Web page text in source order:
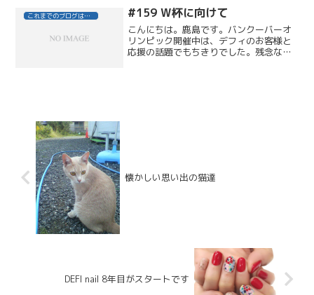
これまでのブログはこちら #159 W杯に向けて
こんにちは。鹿島です。バンクーバーオ
リンピック開催中は、デフィのお客様と
応援の話題でもちきりでした。残念なが
懐かしい思い出の猫達
DEFI nail 8年目がスタートです